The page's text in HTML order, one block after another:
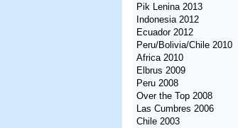
Pik Lenina 2013
Indonesia 2012
Ecuador 2012
Peru/Bolivia/Chile 2010
Africa 2010
Elbrus 2009
Peru 2008
Over the Top 2008
Las Cumbres 2006
Chile 2003